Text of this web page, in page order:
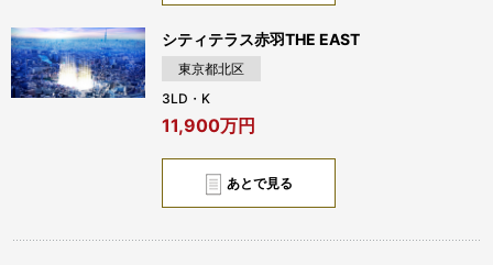
あとで見る
シティテラス赤羽THE EAST
東京都北区
3LD・K
11,900万円